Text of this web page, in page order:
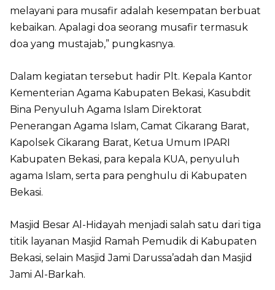
melayani para musafir adalah kesempatan berbuat
kebaikan. Apalagi doa seorang musafir termasuk
doa yang mustajab,” pungkasnya.
Dalam kegiatan tersebut hadir Plt. Kepala Kantor
Kementerian Agama Kabupaten Bekasi, Kasubdit
Bina Penyuluh Agama Islam Direktorat
Penerangan Agama Islam, Camat Cikarang Barat,
Kapolsek Cikarang Barat, Ketua Umum IPARI
Kabupaten Bekasi, para kepala KUA, penyuluh
agama Islam, serta para penghulu di Kabupaten
Bekasi.
Masjid Besar Al-Hidayah menjadi salah satu dari tiga
titik layanan Masjid Ramah Pemudik di Kabupaten
Bekasi, selain Masjid Jami Darussa’adah dan Masjid
Jami Al-Barkah.